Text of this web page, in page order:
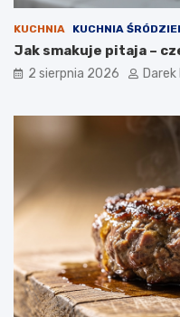
KUCHNIA KUCHNIA
Jak smakuje pitaja –
2 sierpnia 2026